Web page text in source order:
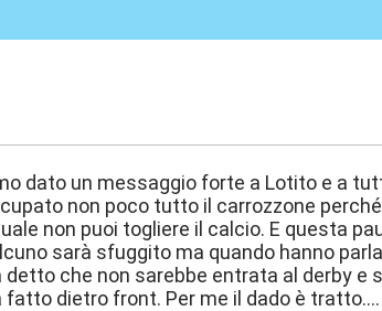
dato un messaggio forte a Lotito e a
non poco tutto il carrozzone
non puoi togliere il calcio. E questa
sarà sfuggito ma quando hanno
detto che non sarebbe entrata al derby
dietro front. Per me il dado è